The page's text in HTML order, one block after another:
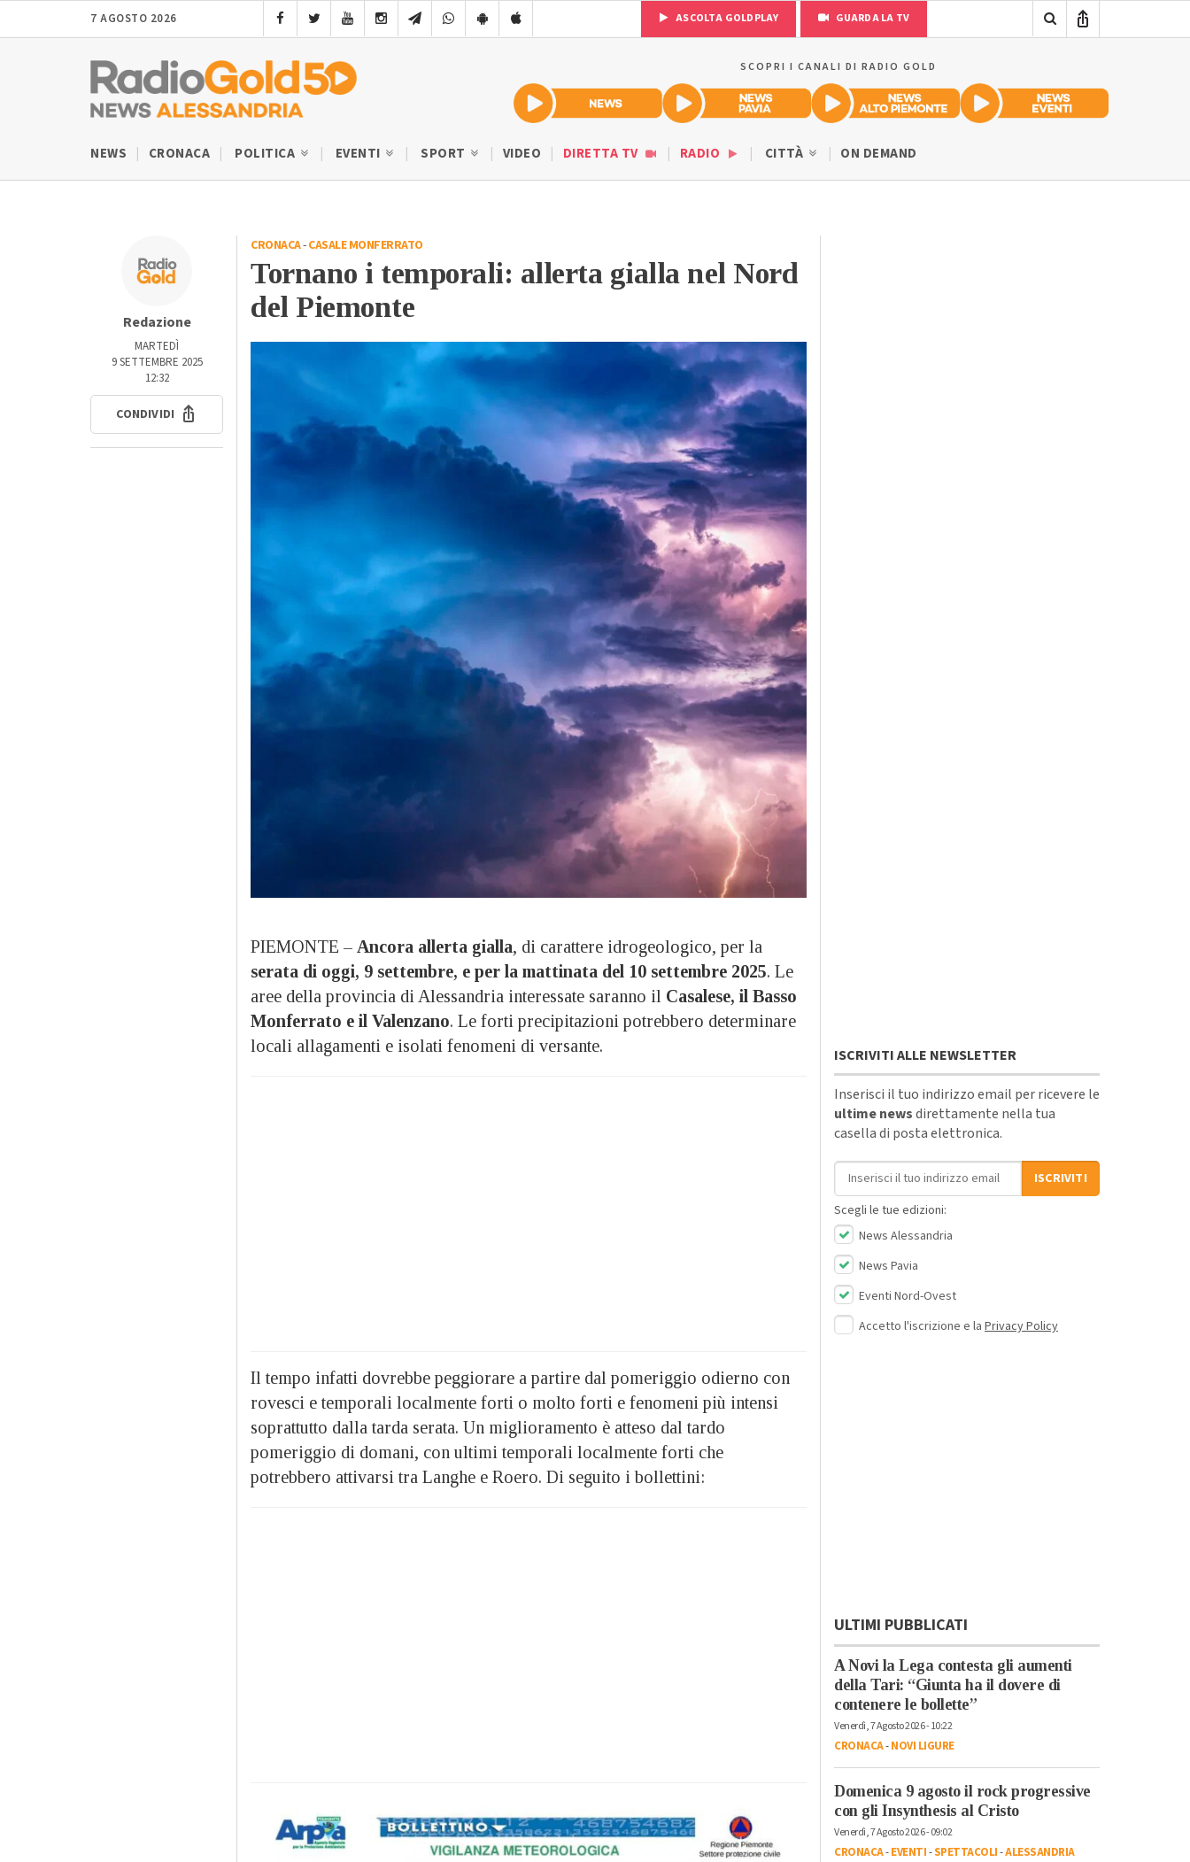
7 AGOSTO 2026 ASCOLTA GOLDPLAY GUARDA LA TV
SCOPRI I CANALI DI RADIO GOLD
NEWS CRONACA POLITICA EVENTI SPORT VIDEO DIRETTA TV RADIO CITTÀ ON DEMAND
Redazione
MARTEDÌ
9 SETTEMBRE 2025
12:32
CONDIVIDI
CRONACA-CASALE MONFERRATO
Tornano i temporali: allerta gialla nel Nord
del Piemonte
PIEMONTE – Ancora allerta gialla, di carattere idrogeologico, per la
serata di oggi, 9 settembre, e per la mattinata del 10 settembre 2025. Le
aree della provincia di Alessandria interessate saranno il Casalese, il Basso
Monferrato e il Valenzano. Le forti precipitazioni potrebbero determinare
locali allagamenti e isolati fenomeni di versante.
Il tempo infatti dovrebbe peggiorare a partire dal pomeriggio odierno con
rovesci e temporali localmente forti o molto forti e fenomeni più intensi
soprattutto dalla tarda serata. Un miglioramento è atteso dal tardo
pomeriggio di domani, con ultimi temporali localmente forti che
potrebbero attivarsi tra Langhe e Roero. Di seguito i bollettini:
ISCRIVITI ALLE NEWSLETTER
Inserisci il tuo indirizzo email per ricevere le
ultime newsdirettamente nella tua
casella di posta elettronica.
Indirizzo email
ISCRIVITI
Scegli le tue edizioni:
News Alessandria
News Pavia
Eventi Nord-Ovest
Accetto l'iscrizione e la Privacy Policy
ULTIMI PUBBLICATI
A Novi la Lega contesta gli aumenti
della Tari: “Giunta ha il dovere di
contenere le bollette”
Venerdì, 7 Agosto 2026 - 10:22
CRONACA-NOVI LIGURE
Domenica 9 agosto il rock progressive
con gli Insynthesis al Cristo
Venerdì, 7 Agosto 2026 - 09:02
CRONACA-EVENTI-SPETTACOLI-ALESSANDRIA